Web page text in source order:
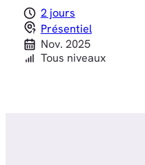
2 jours
Présentiel
Nov. 2025
Tous niveaux